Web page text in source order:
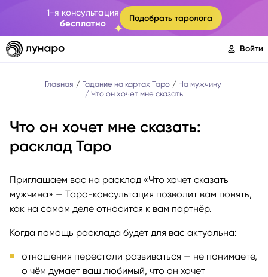
1-я консультация
бесплатно
Подобрать таролога
Войти
Главная Гадание на картах Таро
На мужчину
Что он хочет мне сказать
Что он хочет мне сказать:
расклад Таро
Приглашаем вас на расклад «Что хочет сказать
мужчина» — Таро-консультация позволит вам понять,
как на самом деле относится к вам партнёр.
Когда помощь расклада будет для вас актуальна:
отношения перестали развиваться — не понимаете,
о чём думает ваш любимый, что он хочет